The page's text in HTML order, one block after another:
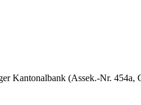
Kantonalbank (Assek.-Nr.